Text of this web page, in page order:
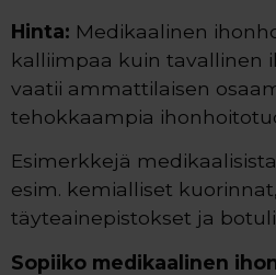
Hinta: Medikaalinen
kalliimpaa kuin tavallinen
vaatii ammattilaisen
tehokkaampia
Esimerkkejä
esim. kemialliset
täyteainepistokset ja
Sopiiko medikaalinen